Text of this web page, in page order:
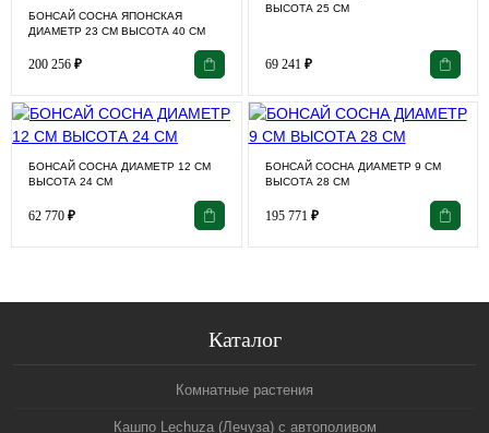
БОНСАЙ СОСНА ЯПОНСКАЯ
ДИАМЕТР 23 СМ ВЫСОТА 40 СМ
200 256 ₽
ВЫСОТА 25 СМ
69 241 ₽
БОНСАЙ СОСНА ДИАМЕТР 12 СМ
ВЫСОТА 24 СМ
62 770 ₽
БОНСАЙ СОСНА ДИАМЕТР 9 СМ
ВЫСОТА 28 СМ
195 771 ₽
Каталог
Комнатные растения
Кашпо Lechuza (Лечуза) с автополивом